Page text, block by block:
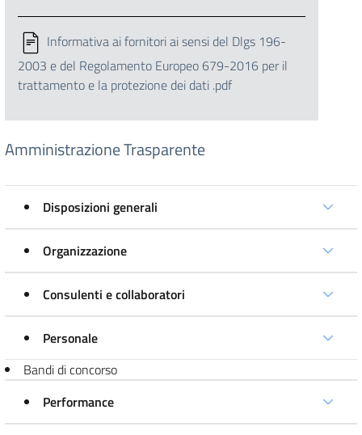
Informativa ai fornitori ai sensi del Dlgs 196-
2003 e del Regolamento Europeo 679-2016 per il
trattamento e la protezione dei dati .pdf
Amministrazione Trasparente
Disposizioni generali
Organizzazione
Consulenti e collaboratori
Personale
Bandi di concorso
Performance